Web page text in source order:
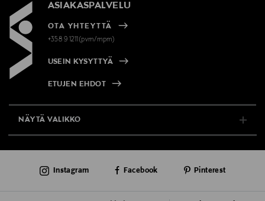
ASIAKASPALVELU
OTA YHTEYTTÄ
+358 9 1211(pvm/mpm)
USEIN KYSYTTYÄ
ETUJEN EHDOT
NÄYTÄ VALIKKO
AJANKOHTAISTA
Instagram Facebook Pinterest